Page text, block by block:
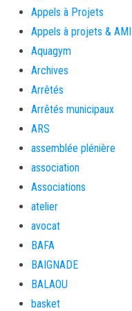
Appels à Projets
Appels à projets & AMI
Aquagym
Archives
Arrêtés
Arrêtés municipaux
ARS
assemblée plénière
association
Associations
atelier
avocat
BAFA
BAIGNADE
BALAOU
basket